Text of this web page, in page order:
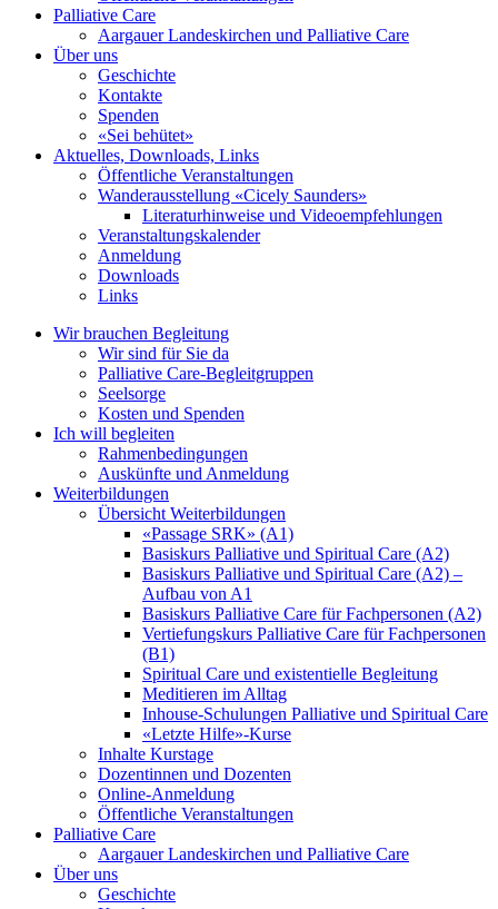
Palliative Care
Aargauer Landeskirchen und Palliative Care
Über uns
Geschichte
Kontakte
Spenden
«Sei behütet»
Aktuelles, Downloads, Links
Öffentliche Veranstaltungen
Wanderausstellung «Cicely Saunders»
Literaturhinweise und Videoempfehlungen
Veranstaltungskalender
Anmeldung
Downloads
Links
Wir brauchen Begleitung
Wir sind für Sie da
Palliative Care-Begleitgruppen
Seelsorge
Kosten und Spenden
Ich will begleiten
Rahmenbedingungen
Auskünfte und Anmeldung
Weiterbildungen
Übersicht Weiterbildungen
«Passage SRK» (A1)
Basiskurs Palliative und Spiritual Care (A2)
Basiskurs Palliative und Spiritual Care (A2) –
Aufbau von A1
Basiskurs Palliative Care für Fachpersonen (A2)
Vertiefungskurs Palliative Care für Fachpersonen
(B1)
Spiritual Care und existentielle Begleitung
Meditieren im Alltag
Inhouse-Schulungen Palliative und Spiritual Care
«Letzte Hilfe»-Kurse
Inhalte Kurstage
Dozentinnen und Dozenten
Online-Anmeldung
Öffentliche Veranstaltungen
Palliative Care
Aargauer Landeskirchen und Palliative Care
Über uns
Geschichte